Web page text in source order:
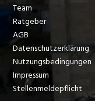
Team
Ratgeber
AGB
Datenschutzerklärung
Nutzungsbedingungen
Impressum
Stellenmeldepflicht